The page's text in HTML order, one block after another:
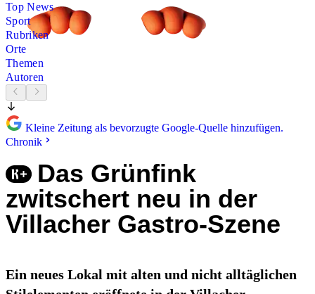
Top News
Sport
Rubriken
Orte
Themen
Autoren
Kleine Zeitung als bevorzugte Google-Quelle hinzufügen.
Chronik
Das Grünfink
zwitschert neu in der
Villacher Gastro-Szene
Ein neues Lokal mit alten und nicht alltäglichen